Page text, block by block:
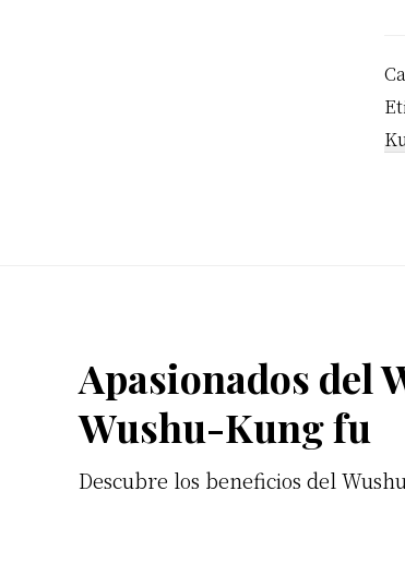
FooterApasionados del
Wushu-Kung fu
Descubre los beneficios del